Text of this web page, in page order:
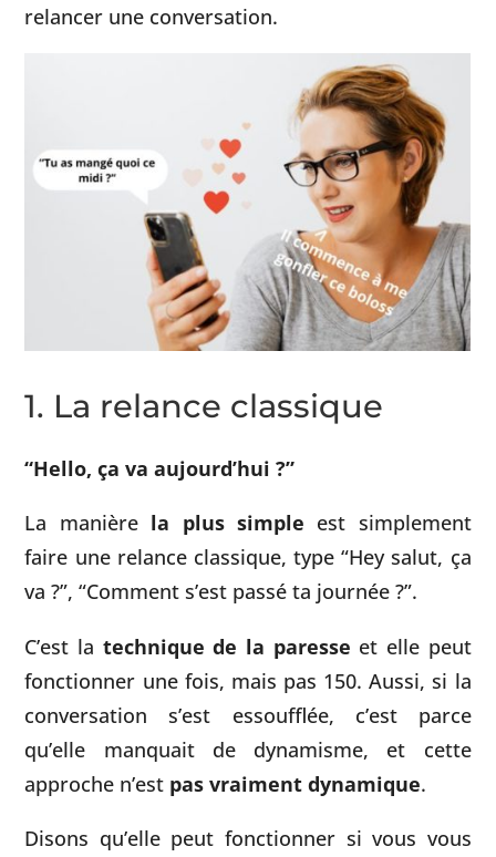
relancer une conversation.
1. La relance classique
“Hello, ça va aujourd’hui ?”
La manière la plus simple est simplement
faire une relance classique, type “Hey salut, ça
va ?”, “Comment s’est passé ta journée ?”.
C’est la technique de la paresse et elle peut
fonctionner une fois, mais pas 150. Aussi, si la
conversation s’est essoufflée, c’est parce
qu’elle manquait de dynamisme, et cette
approche n’est pas vraiment dynamique.
Disons qu’elle peut fonctionner si vous vous